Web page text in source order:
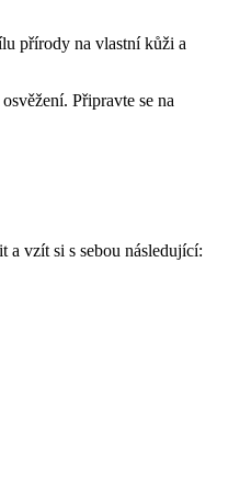
přírody na vlastní kůži a
Připravte se na
a vzít si s sebou následující: